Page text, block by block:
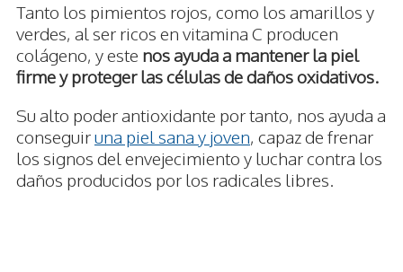
Tanto los pimientos rojos, como los amarillos y
verdes, al ser ricos en vitamina C producen
colágeno, y este nos ayuda a mantener la piel
firme y proteger las células de daños oxidativos.
Su alto poder antioxidante por tanto, nos ayuda a
conseguiruna piel sana y joven, capaz de frenar
los signos del envejecimiento y luchar contra los
daños producidos por los radicales libres.